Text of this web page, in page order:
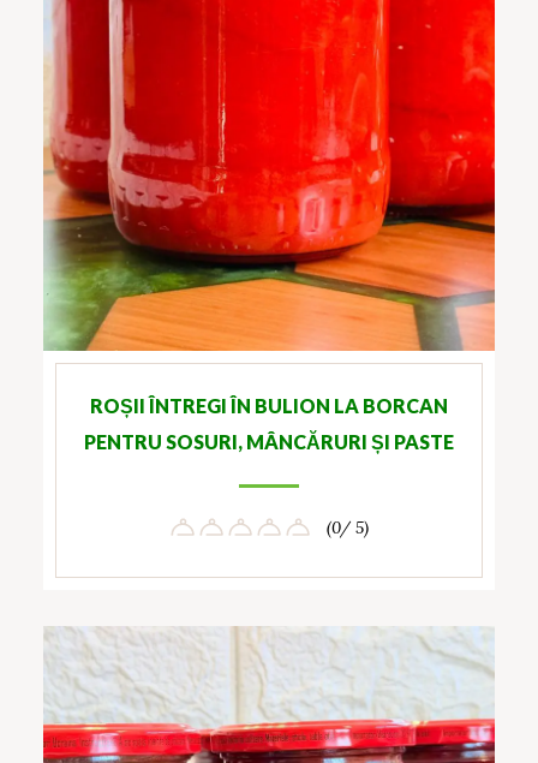
ROȘII ÎNTREGI ÎN BULION LA BORCAN
PENTRU SOSURI, MÂNCĂRURI ȘI PASTE
(0/ 5)